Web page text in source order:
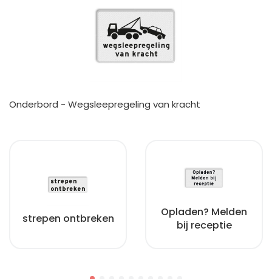
Onderbord - Wegsleepregeling van kracht
strepen ontbreken
Opladen? Melden
bij receptie